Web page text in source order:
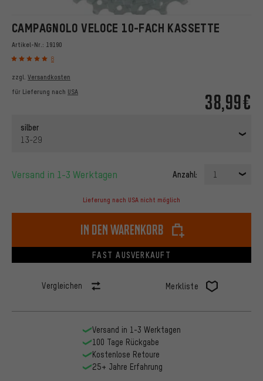
CAMPAGNOLO VELOCE 10-FACH KASSETTE
Artikel-Nr.: 19190
8
38,99€
zzgl. Versandkosten
für Lieferung nach USA
silber
13-29
Versand in 1-3 Werktagen Anzahl: 1
Lieferung nach USA nicht möglich
In den Warenkorb
FAST AUSVERKAUFT
Vergleichen Merkliste
Versand in 1-3 Werktagen
100 Tage Rückgabe
Kostenlose Retoure
25+ Jahre Erfahrung